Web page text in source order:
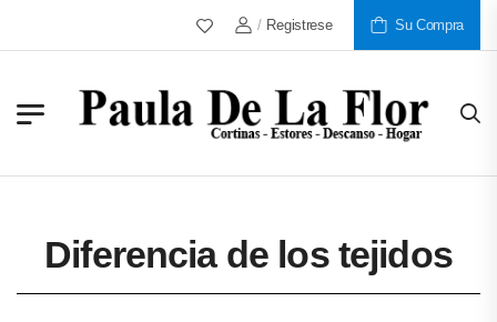
Más De 30 Años Al Servicio De
/ Registrese Su Compra
Diferencia de los tejidos